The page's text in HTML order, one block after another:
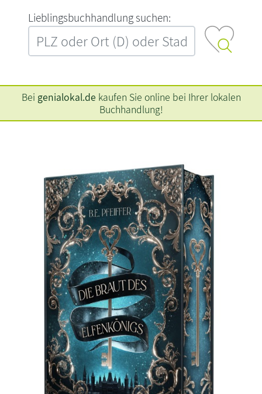
L‍i‍e‍b‍l‍i‍n‍g‍s‍b‍u‍c‍h‍h‍a‍n‍d‍l‍u‍n‍g‍ ‍s‍u‍c‍h‍e‍n‍:‍
Bei genialokal.de kaufen Sie online bei Ihrer lokalen
Buchhandlung!